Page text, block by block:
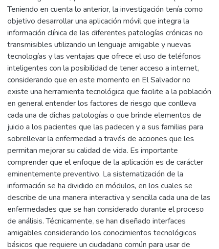
Teniendo en cuenta lo anterior, la investigación tenía como
objetivo desarrollar una aplicación móvil que integra la
información clínica de las diferentes patologías crónicas no
transmisibles utilizando un lenguaje amigable y nuevas
tecnologías y las ventajas que ofrece el uso de teléfonos
inteligentes con la posibilidad de tener acceso a internet,
considerando que en este momento en El Salvador no
existe una herramienta tecnológica que facilite a la población
en general entender los factores de riesgo que conlleva
cada una de dichas patologías o que brinde elementos de
juicio a los pacientes que las padecen y a sus familias para
sobrellevar la enfermedad a través de acciones que les
permitan mejorar su calidad de vida. Es importante
comprender que el enfoque de la aplicación es de carácter
eminentemente preventivo. La sistematización de la
información se ha dividido en módulos, en los cuales se
describe de una manera interactiva y sencilla cada una de las
enfermedades que se han considerado durante el proceso
de análisis. Técnicamente, se han diseñado interfaces
amigables considerando los conocimientos tecnológicos
básicos que requiere un ciudadano común para usar de